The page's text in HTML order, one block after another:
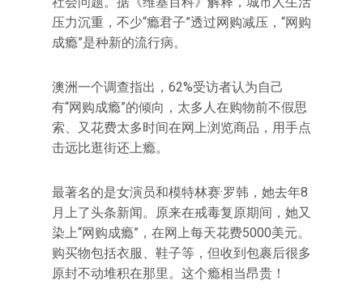
压力沉重，不少“瘾君子”透过网购减压，“网购
成瘾”是种新的流行病。
澳洲一个调查指出，62%受访者认为自己
有“网购成瘾”的倾向，太多人在购物前不假思
索、又花费太多时间在网上浏览商品，用手点
击远比逛街还上瘾。
最著名的是女演员和模特林赛·罗韩，她去年8
月上了头条新闻。原来在戒毒复原期间，她又
染上“网购成瘾”，在网上每天花费5000美元。
购买物包括衣服、鞋子等，但收到包裹后很多
原封不动堆积在那里。这个瘾相当昂贵！